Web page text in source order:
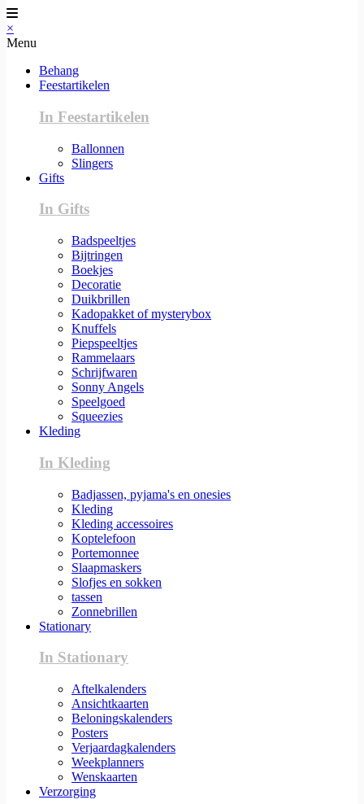
×
Menu
Behang
Feestartikelen
In Feestartikelen
Ballonnen
Slingers
Gifts
In Gifts
Badspeeltjes
Bijtringen
Boekjes
Decoratie
Duikbrillen
Kadopakket of mysterybox
Knuffels
Piepspeeltjes
Rammelaars
Schrijfwaren
Sonny Angels
Speelgoed
Squeezies
Kleding
In Kleding
Badjassen, pyjama's en onesies
Kleding
Kleding accessoires
Koptelefoon
Portemonnee
Slaapmaskers
Slofjes en sokken
tassen
Zonnebrillen
Stationary
In Stationary
Aftelkalenders
Ansichtkaarten
Beloningskalenders
Posters
Verjaardagkalenders
Weekplanners
Wenskaarten
Verzorging